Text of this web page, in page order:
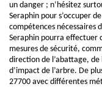
un danger ; n’hésitez
Seraphin pour s’occuper
compétences nécessaires
Seraphin pourra
mesures de sécurité,
direction de l’abattage,
d’impact de l’arbre. De
27700 avec différentes